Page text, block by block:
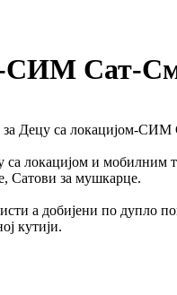
СИМ Сат-
локацијом и мобилним
Сатови за мушкарце.
а добијени по дупло
кутији.